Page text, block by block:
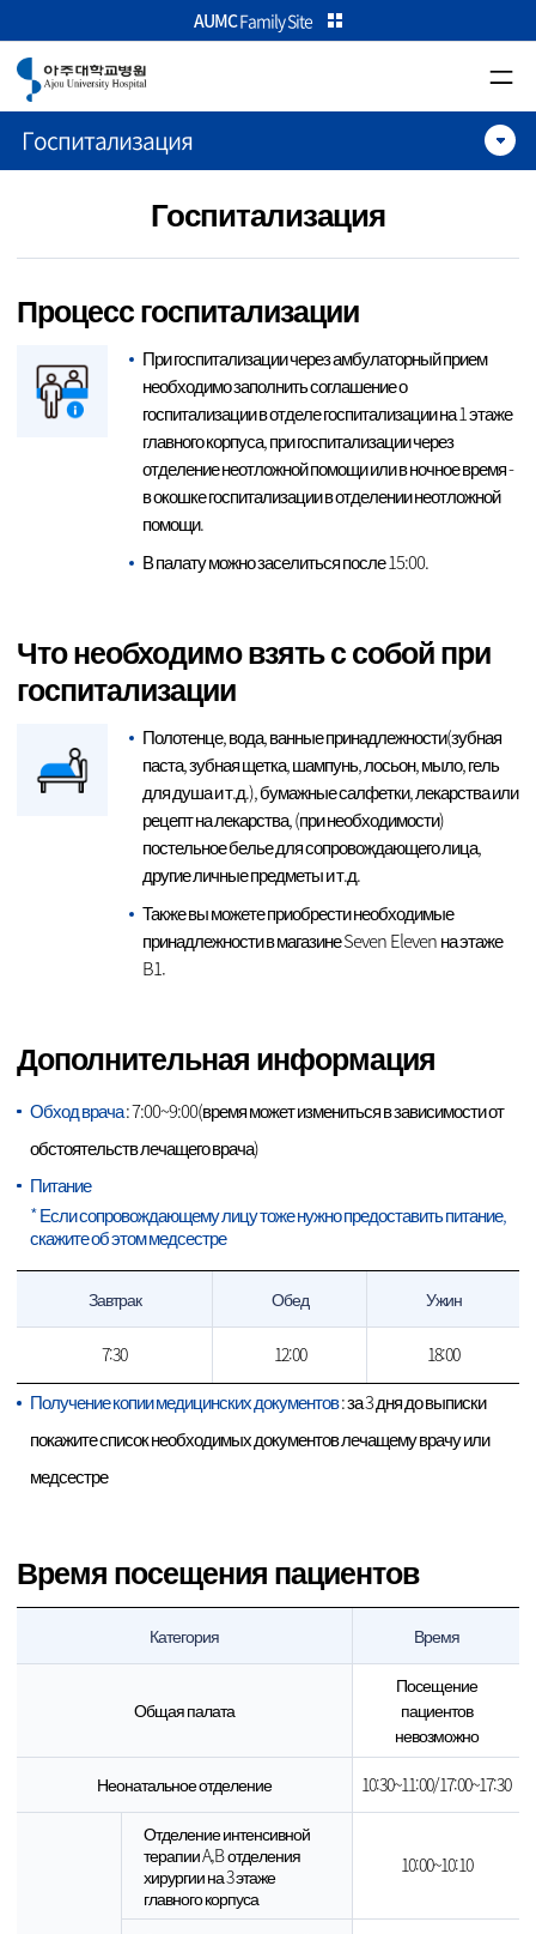
본문으로 가기
주메뉴로 가기
카피라이트로 가기
AUMCFamily Site
Госпитализация
Госпитализация
Процесс госпитализации
При госпитализации через амбулаторный прием
необходимо заполнить соглашение о
госпитализации в отделе госпитализации на 1 этаже
главного корпуса, при госпитализации через
отделение неотложной помощи или в ночное время -
в окошке госпитализации в отделении неотложной
помощи.
В палату можно заселиться после 15:00.
Что необходимо взять с собой при
госпитализации
Полотенце, вода, ванные принадлежности(зубная
паста, зубная щетка, шампунь, лосьон, мыло, гель
для душа и т.д.), бумажные салфетки, лекарства или
рецепт на лекарства, (при необходимости)
постельное белье для сопровождающего лица,
другие личные предметы и т.д.
Также вы можете приобрести необходимые
принадлежности в магазине Seven Eleven на этаже
B1.
Дополнительная информация
Обход врача: 7:00~9:00(время может измениться в зависимости от
обстоятельств лечащего врача)
Питание
* Если сопровождающему лицу тоже нужно предоставить питание,
скажите об этом медсестре
Завтрак Обед Ужин
7:30 12:00 18:00
Получение копии медицинских документов: за 3 дня до выписки
покажите список необходимых документов лечащему врачу или
медсестре
Время посещения пациентов
Категория Время
Общая палата
Посещение
пациентов
невозможно
Неонатальное отделение 10:30~11:00/17:00~17:30
Отделение интенсивной
терапии A,B отделения
хирургии на 3 этаже
главного корпуса
10:00~10:10